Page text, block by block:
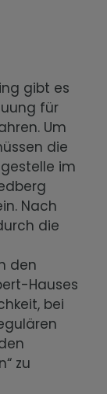
gibt es
für
Um
die
im
Nach
die
den
Hauses
bei
zu